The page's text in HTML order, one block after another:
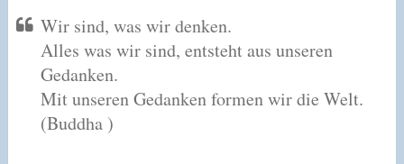
Wir sind, was wir denken.
Alles was wir sind, entsteht aus unseren
Gedanken.
Mit unseren Gedanken formen wir die Welt.
(Buddha )